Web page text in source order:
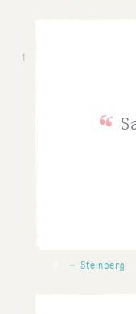
1
Steinberg